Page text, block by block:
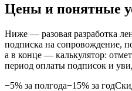
Цены и понятные
Ниже — разовая разработка
подписка на сопровождение,
а в конце — калькулятор:
период оплаты подписок и
−5% за полгода−15% за год